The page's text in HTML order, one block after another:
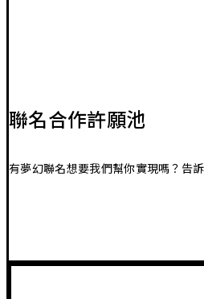
聯名合作許願池
有夢幻聯名想要我們幫你實現嗎？告